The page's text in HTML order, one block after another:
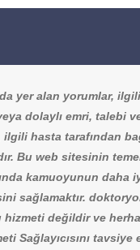
yer alan yorumlar,
dolaylı emri, talebi
ilgili hasta tarafından
Bu web sitesinin
kamuoyunun daha
sağlamaktır.
hizmeti değildir ve
Sağlayıcısını